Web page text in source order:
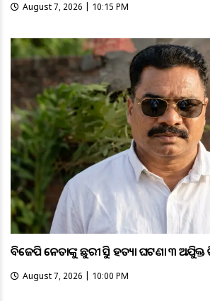
August 7, 2026 | 10:15 PM
ବିଜେପି ନେତାଙ୍କୁ ଛୁରୀ ଭୁସି ହତ୍ୟା ଘଟଣା ୩
August 7, 2026 | 10:00 PM